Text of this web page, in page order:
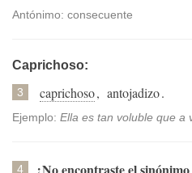
Antónimo: consecuente
Caprichoso:
3 caprichoso, antojadizo.
Ejemplo: Ella es tan voluble que a
4